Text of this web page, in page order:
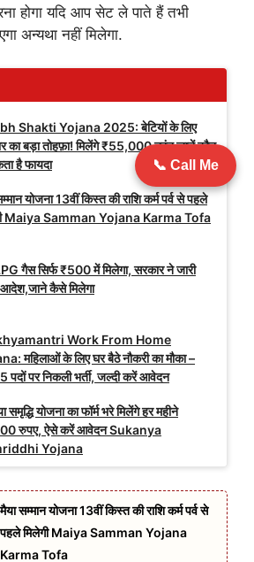
होगा यदि आप सेट ले पाते हैं तभी
अन्यथा नहीं मिलेगा.
Shakti Yojana 2025: बेटियों के लिए
का बड़ा तोहफ़ा! मिलेंगे ₹55,000 तुरंत जानें कौन
है फायदा
योजना 13वीं किस्त की राशि कर्म पर्व से पहले
Maiya Samman Yojana Karma Tofa
गैस सिर्फ ₹500 में मिलेगा, सरकार ने जारी
आदेश,जाने कैसे मिलेगा
Work From Home
महिलाओं के लिए घर बैठे नौकरी का मौका –
पदों पर निकली भर्ती, जल्दी करें आवेदन
समृद्धि योजना का फॉर्म भरे मिलेंगे हर महीने
रुपए, ऐसे करें आवेदन Sukanya
Yojana
मैया सम्मान योजना 13वीं किस्त की राशि कर्म पर्व से
पहले मिलेगी Maiya Samman Yojana
Karma Tofa
📞 Call Me